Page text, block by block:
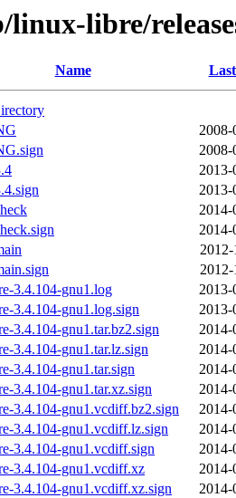
libre/
Name
2008-
2008-
2013-
2013-
2014-
2014-
2012-
2012-
3.4.104-gnu1.log
2013-
3.4.104-gnu1.log.sign
2013-
3.4.104-gnu1.tar.bz2.sign
2014-
3.4.104-gnu1.tar.lz.sign
2014-
3.4.104-gnu1.tar.sign
2014-
3.4.104-gnu1.tar.xz.sign
2014-
3.4.104-gnu1.vcdiff.bz2.sign
2014-
3.4.104-gnu1.vcdiff.lz.sign
2014-
3.4.104-gnu1.vcdiff.sign
2014-
3.4.104-gnu1.vcdiff.xz
2014-
3.4.104-gnu1.vcdiff.xz.sign
2014-